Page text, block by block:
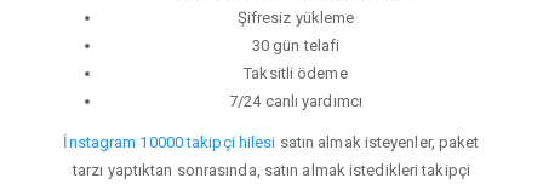
Şifresiz yükleme
30 gün telafi
Taksitli ödeme
7/24 canlı yardımcı
İnstagram 10000 takipçi hilesi satın almak isteyenler, paket
tarzı yaptıktan sonrasında, satın almak istedikleri takipçi